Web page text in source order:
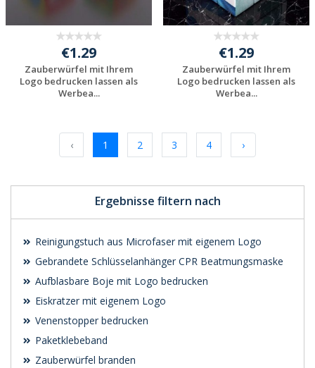
Ergebnisse filtern nach
Reinigungstuch aus Microfaser mit eigenem Logo
Gebrandete Schlüsselanhänger CPR Beatmungsmaske
Aufblasbare Boje mit Logo bedrucken
Eiskratzer mit eigenem Logo
Venenstopper bedrucken
Paketklebeband
Zauberwürfel branden
€1.29
Zauberwürfel mit Ihrem
Logo bedrucken lassen als
Werbea...
€1.29
Zauberwürfel mit Ihrem
Logo bedrucken lassen als
Werbea...
‹
1 2 3 4 ›